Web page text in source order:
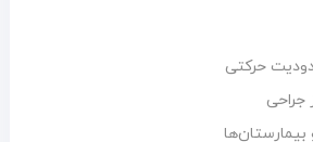
حرکتی
جراحی
بیمارستان‌ها